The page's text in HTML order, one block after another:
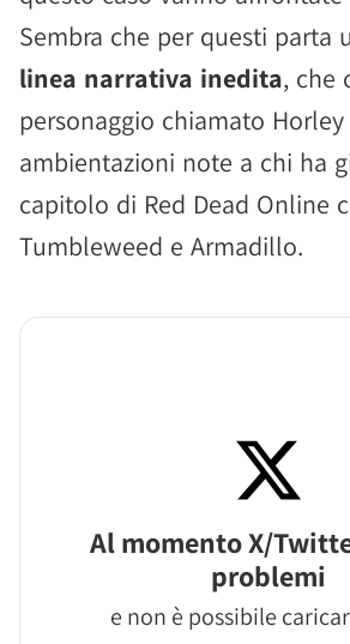
Sembra che per questi parta
linea narrativa inedita, che
personaggio chiamato
ambientazioni note a chi ha
capitolo di Red Dead Online
Tumbleweed e Armadillo.
Al momento X/
problemi
e non è possibile